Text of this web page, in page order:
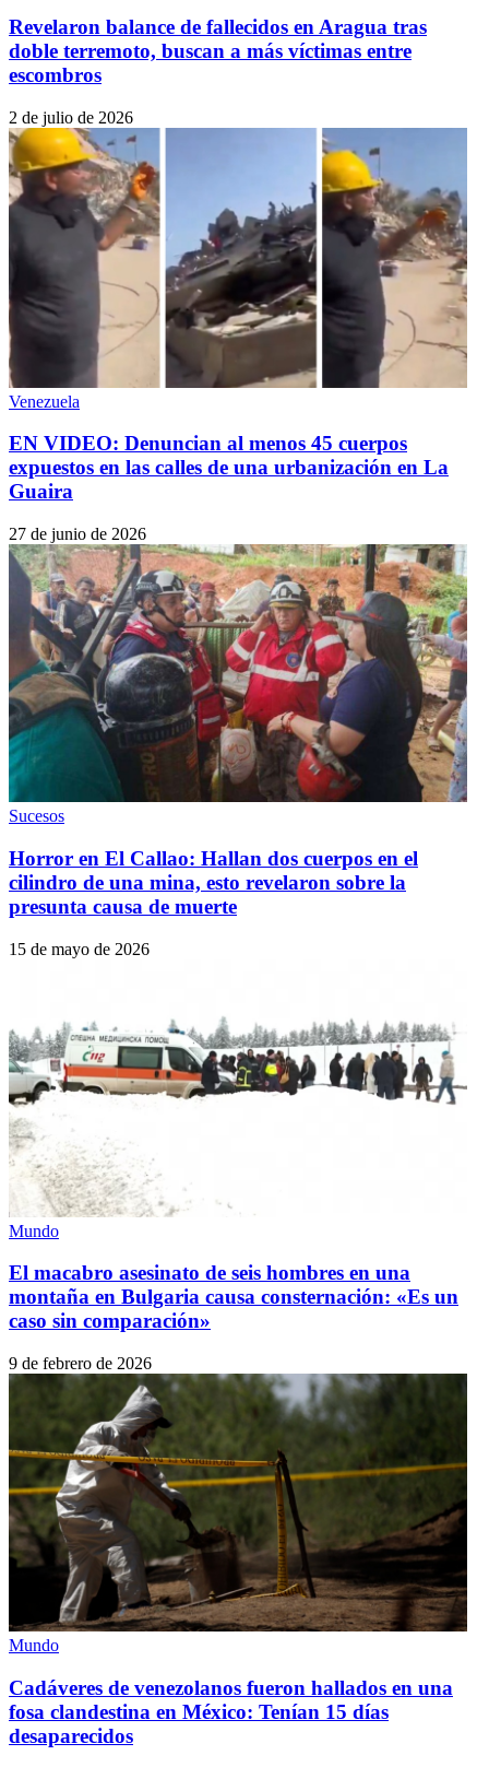
Revelaron balance de fallecidos en Aragua tras
doble terremoto, buscan a más víctimas entre
escombros
2 de julio de 2026
Venezuela
EN VIDEO: Denuncian al menos 45 cuerpos
expuestos en las calles de una urbanización en La
Guaira
27 de junio de 2026
Sucesos
Horror en El Callao: Hallan dos cuerpos en el
cilindro de una mina, esto revelaron sobre la
presunta causa de muerte
15 de mayo de 2026
Mundo
El macabro asesinato de seis hombres en una
montaña en Bulgaria causa consternación: «Es un
caso sin comparación»
9 de febrero de 2026
Mundo
Cadáveres de venezolanos fueron hallados en una
fosa clandestina en México: Tenían 15 días
desaparecidos